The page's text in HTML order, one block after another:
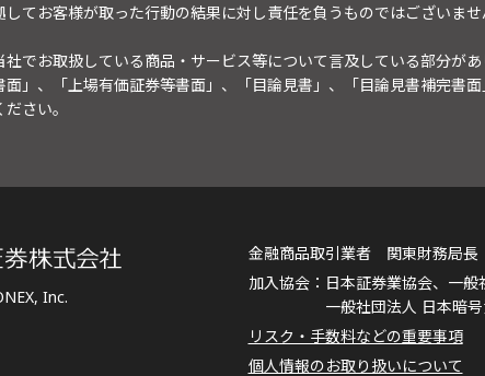
してお客様が取った行動の結果に対し責任を負うものではございま
でお取扱している商品・サービス等について言及している部分が
面」、「上場有価証券等書面」、「目論見書」、「目論見書補完書
さい。
Inc.
金融商品取引業者 関東財務局長
日本証券業協会、一般
一般社団法人 日本暗
リスク・手数料などの重要事項
個人情報のお取り扱いについて